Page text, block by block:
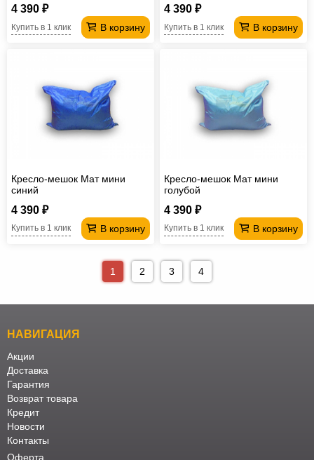
4 390 ₽
В корзину
Купить в 1 клик
4 390 ₽
В корзину
Купить в 1 клик
Кресло-мешок Мат мини
синий
4 390 ₽
В корзину
Купить в 1 клик
Кресло-мешок Мат мини
голубой
4 390 ₽
В корзину
Купить в 1 клик
1 2 3 4
НАВИГАЦИЯ
Акции
Доставка
Гарантия
Возврат товара
Кредит
Новости
Контакты
Оферта